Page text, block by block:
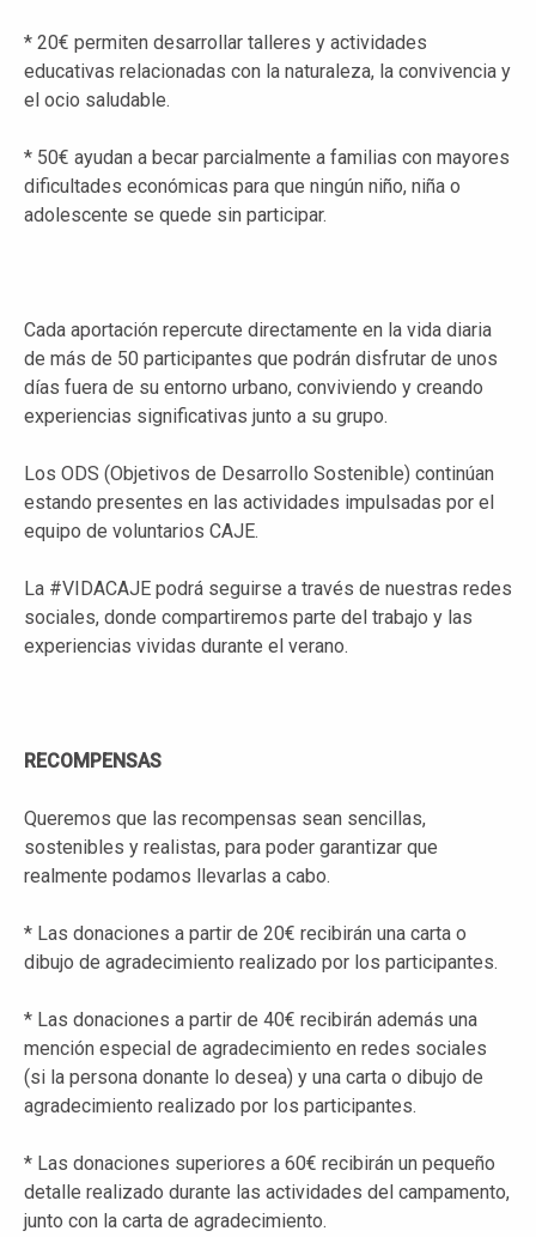
* 20€ permiten desarrollar talleres y actividades
educativas relacionadas con la naturaleza, la convivencia y
el ocio saludable.
* 50€ ayudan a becar parcialmente a familias con mayores
dificultades económicas para que ningún niño, niña o
adolescente se quede sin participar.
Cada aportación repercute directamente en la vida diaria
de más de 50 participantes que podrán disfrutar de unos
días fuera de su entorno urbano, conviviendo y creando
experiencias significativas junto a su grupo.
Los ODS (Objetivos de Desarrollo Sostenible) continúan
estando presentes en las actividades impulsadas por el
equipo de voluntarios CAJE.
La #VIDACAJE podrá seguirse a través de nuestras redes
sociales, donde compartiremos parte del trabajo y las
experiencias vividas durante el verano.
RECOMPENSAS
Queremos que las recompensas sean sencillas,
sostenibles y realistas, para poder garantizar que
realmente podamos llevarlas a cabo.
* Las donaciones a partir de 20€ recibirán una carta o
dibujo de agradecimiento realizado por los participantes.
* Las donaciones a partir de 40€ recibirán además una
mención especial de agradecimiento en redes sociales
(si la persona donante lo desea) y una carta o dibujo de
agradecimiento realizado por los participantes.
* Las donaciones superiores a 60€ recibirán un pequeño
detalle realizado durante las actividades del campamento,
junto con la carta de agradecimiento.